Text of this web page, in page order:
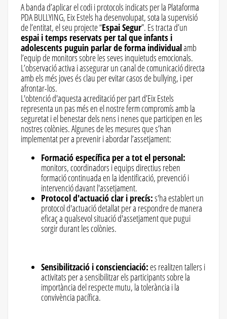
A banda d’aplicar el codi i protocols indicats per la Plataforma
PDA BULLYING, Eix Estels ha desenvolupat, sota la supervisió
de l’entitat, el seu projecte “Espai Segur”. Es tracta d’un
espai i temps reservats per tal que infants i
adolescents puguin parlar de forma individualamb
l’equip de monitors sobre les seves inquietuds emocionals.
L’observació activa i assegurar un canal de comunicació directa
amb els més joves és clau per evitar casos de bullying, i per
afrontar-los.
L'obtenció d'aquesta acreditació per part d’Eix Estels
representa un pas més en el nostre ferm compromís amb la
seguretat i el benestar dels nens i nenes que participen en les
nostres colònies. Algunes de les mesures que s’han
implementat per a prevenir i abordar l’assetjament:
Formació específica per a tot el personal:
monitors, coordinadors i equips directius reben
formació continuada en la identificació, prevenció i
intervenció davant l'assetjament.
Protocol d'actuació clar i precís:s'ha establert un
protocol d'actuació detallat per a respondre de manera
eficaç a qualsevol situació d'assetjament que pugui
sorgir durant les colònies.
Sensibilització i conscienciació:es realitzen tallers i
activitats per a sensibilitzar els participants sobre la
importància del respecte mutu, la tolerància i la
convivència pacífica.